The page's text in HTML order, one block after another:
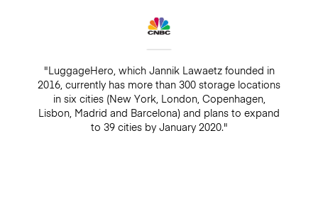
"LuggageHero, which Jannik Lawaetz founded in
2016, currently has more than 300 storage locations
in six cities (New York, London, Copenhagen,
Lisbon, Madrid and Barcelona) and plans to expand
to 39 cities by January 2020."